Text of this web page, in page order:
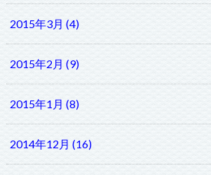
2015年3月 (4)
2015年2月 (9)
2015年1月 (8)
2014年12月 (16)